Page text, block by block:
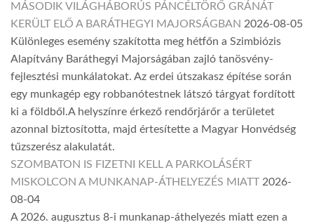
MÁSODIK VILÁGHÁBORÚS PÁNCÉLTÖRŐ GRÁNÁT
KERÜLT ELŐ A BARÁTHEGYI MAJORSÁGBAN 2026-08-05
Különleges esemény szakította meg hétfőn a Szimbiózis
Alapítvány Baráthegyi Majorságában zajló tanösvény-
fejlesztési munkálatokat. Az erdei útszakasz építése során
egy munkagép egy robbanótestnek látszó tárgyat fordított
ki a földből.A helyszínre érkező rendőrjárőr a területet
azonnal biztosította, majd értesítette a Magyar Honvédség
tűzszerész alakulatát.
SZOMBATON IS FIZETNI KELL A PARKOLÁSÉRT
MISKOLCON A MUNKANAP-ÁTHELYEZÉS MIATT 2026-
08-04
A 2026. augusztus 8-i munkanap-áthelyezés miatt ezen a